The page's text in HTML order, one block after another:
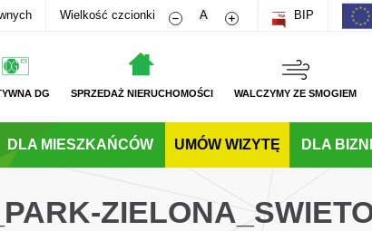
Wielkość czcionki Zmniejsz rozmiar czcionki
A Zwiększ rozmiar czcionki
BIP
DG SPRZEDAŻ NIERUCHOMOŚCI WALCZYMY ZE SMOGIEM
DLA MIESZKAŃCÓW UMÓW WIZYTĘ DLA